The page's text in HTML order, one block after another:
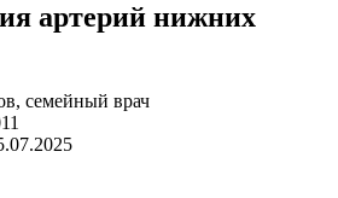
артерий нижних
семейный врач